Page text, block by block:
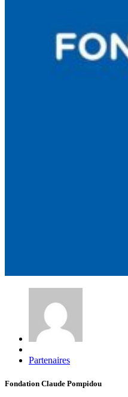
Partenaires
Fondation Claude Pompidou